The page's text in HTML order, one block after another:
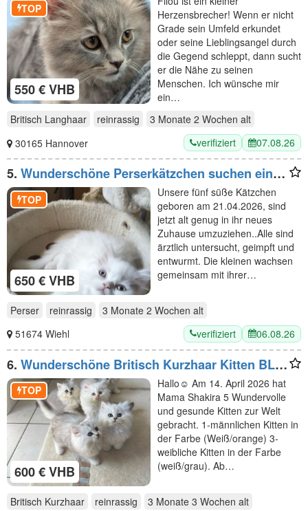
550 € VHB
TOP
Herzensbrecher! Wenn er nicht
Grade sein Umfeld erkundet
oder seine Lieblingsangel durch
die Gegend schleppt, dann sucht
er die Nähe zu seinen
Menschen. Ich wünsche mir
ein…
Britisch Langhaar
reinrassig 3 Monate 2 Wochen alt
30165 Hannover
verifiziert 07.08.26
5. Wunderschöne Perserkätzchen suchen ein
neues Zuhause
650 € VHB
TOP
Unsere fünf süße Kätzchen
geboren am 21.04.2026, sind
jetzt alt genug in ihr neues
Zuhause umzuziehen..Alle sind
ärztlich untersucht, geimpft und
entwurmt. Die kleinen wachsen
gemeinsam mit ihrer…
Perser reinrassig 3 Monate 2 Wochen alt
51674 Wiehl
verifiziert 06.08.26
6. Wunderschöne Britisch Kurzhaar Kitten BLH
abzugeben
600 € VHB
TOP
Hallo☺️ Am 14. April 2026 hat
Mama Shakira 5 Wundervolle
und gesunde Kitten zur Welt
gebracht. 1-männlichen Kitten in
der Farbe (Weiß/orange) 3-
weibliche Kitten in der Farbe
(weiß/grau). Ab…
Britisch Kurzhaar reinrassig 3 Monate 3 Wochen alt